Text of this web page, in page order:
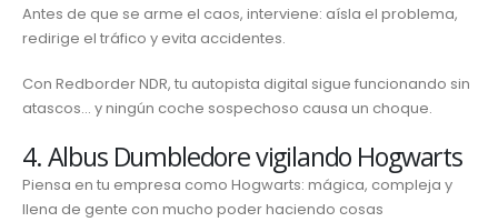
Antes de que se arme el caos, interviene: aísla el problema,
redirige el tráfico y evita accidentes.
Con Redborder NDR, tu autopista digital sigue funcionando sin
atascos… y ningún coche sospechoso causa un choque.
4. Albus Dumbledore vigilando Hogwarts
Piensa en tu empresa como Hogwarts: mágica, compleja y
llena de gente con mucho poder haciendo cosas